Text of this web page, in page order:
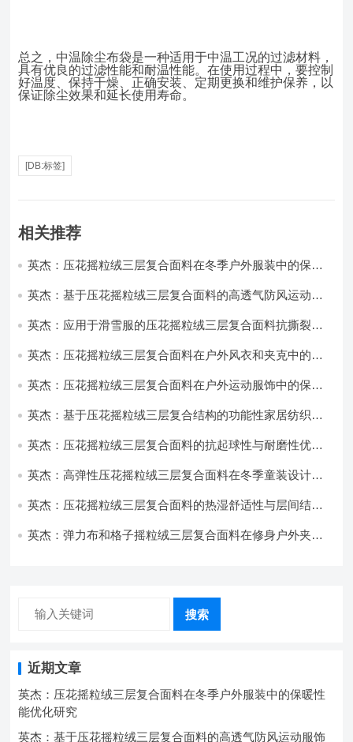
总之，中温除尘布袋是一种适用于中温工况的过滤材料，
具有优良的过滤性能和耐温性能。在使用过程中，要控制
好温度、保持干燥、正确安装、定期更换和维护保养，以
保证除尘效果和延长使用寿命。
[DB:标签]
相关推荐
英杰：压花摇粒绒三层复合面料在冬季户外服装中的保暖
英杰：基于压花摇粒绒三层复合面料的高透气防风运动服
英杰：应用于滑雪服的压花摇粒绒三层复合面料抗撕裂与
英杰：压花摇粒绒三层复合面料在户外风衣和夹克中的应
英杰：压花摇粒绒三层复合面料在户外运动服饰中的保暖
英杰：基于压花摇粒绒三层复合结构的功能性家居纺织品
英杰：压花摇粒绒三层复合面料的抗起球性与耐磨性优化
英杰：高弹性压花摇粒绒三层复合面料在冬季童装设计中
英杰：压花摇粒绒三层复合面料的热湿舒适性与层间结合
英杰：弹力布和格子摇粒绒三层复合面料在修身户外夹克
搜索
近期文章
英杰：压花摇粒绒三层复合面料在冬季户外服装中的保暖性
能优化研究
英杰：基于压花摇粒绒三层复合面料的高透气防风运动服饰